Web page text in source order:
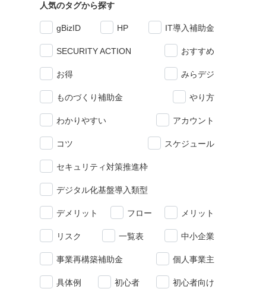
人気のタグから探す
gBizID HP IT導入補助金
SECURITY ACTION おすすめ
お得 みらデジ
ものづくり補助金 やり方
わかりやすい アカウント
コツ スケジュール
セキュリティ対策推進枠
デジタル化基盤導入類型
デメリット フロー メリット
リスク 一覧表 中小企業
事業再構築補助金 個人事業主
具体例 初心者 初心者向け